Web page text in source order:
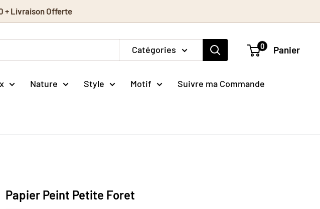
+ Livraison Offerte
Catégories 0 Panier
Nature Style Motif Suivre ma Commande
Papier Peint Petite Foret